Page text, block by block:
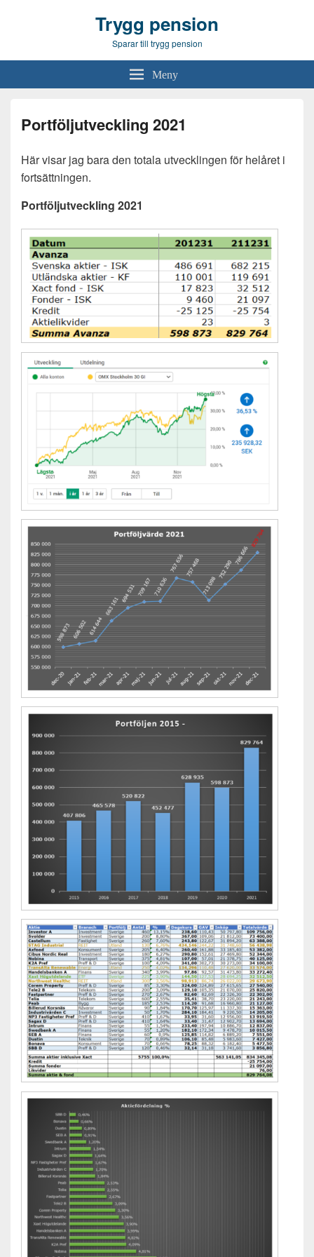
Trygg pension
Sparar till trygg pension
Meny
Portföljutveckling 2021
Här visar jag bara den totala utvecklingen för helåret i
fortsättningen.
Portföljutveckling 2021